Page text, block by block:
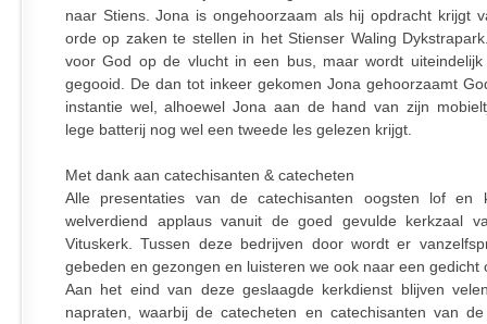
naar Stiens. Jona is ongehoorzaam als hij opdracht krijgt
orde op zaken te stellen in het Stienser Waling
voor God op de vlucht in een bus, maar wordt
gegooid. De dan tot inkeer gekomen Jona gehoorzaamt
instantie wel, alhoewel Jona aan de hand van zijn
lege batterij nog wel een tweede les gelezen krijgt.
Met dank aan catechisanten & catecheten
Alle presentaties van de catechisanten oogsten lof en
welverdiend applaus vanuit de goed gevulde kerkzaal
Vituskerk. Tussen deze bedrijven door wordt er
gebeden en gezongen en luisteren we ook naar een gedicht
Aan het eind van deze geslaagde kerkdienst blijven
napraten, waarbij de catecheten en catechisanten van de